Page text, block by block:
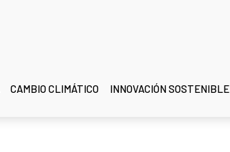
CAMBIO CLIMÁTICO INNOVACIÓN SOSTENIBLE